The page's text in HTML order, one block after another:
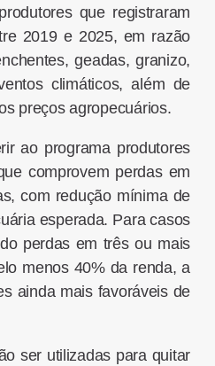
que registraram
2019 e 2025, em razão
geadas, granizo,
climáticos, além de
preços agropecuários.
ao programa produtores
comprovem perdas em
com redução mínima de
esperada. Para casos
perdas em três ou mais
menos 40% da renda, a
ainda mais favoráveis de
ser utilizadas para quitar